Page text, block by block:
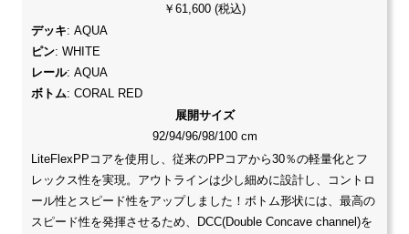
￥61,600 (税込)
デッキ: AQUA
ピン: WHITE
レール: AQUA
ボトム: CORAL RED
展開サイズ
92/94/96/98/100 cm
LiteFlexPPコアを使用し、従来のPPコアから30％の軽量化とフ
レックス性を実現。アウトラインは少し細めに設計し、コントロ
ール性とスピード性をアップしました！ボトム形状には、最高の
スピード性を発揮させるため、DCC(Double Concave channel)を